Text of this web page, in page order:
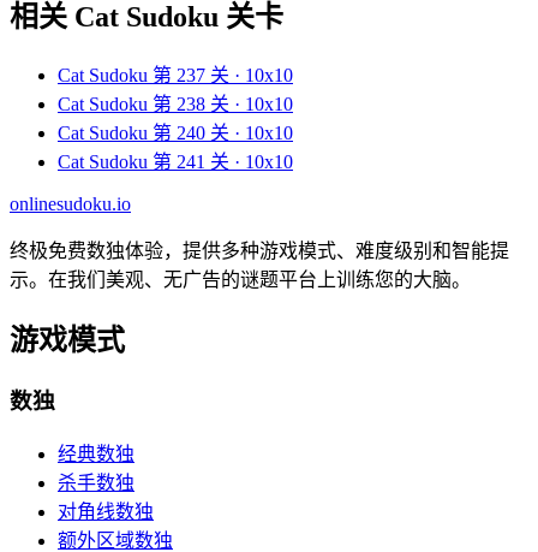
相关 Cat Sudoku 关卡
Cat Sudoku 第 237 关 · 10x10
Cat Sudoku 第 238 关 · 10x10
Cat Sudoku 第 240 关 · 10x10
Cat Sudoku 第 241 关 · 10x10
onlinesudoku.io
终极免费数独体验，提供多种游戏模式、难度级别和智能提
示。在我们美观、无广告的谜题平台上训练您的大脑。
游戏模式
数独
经典数独
杀手数独
对角线数独
额外区域数独